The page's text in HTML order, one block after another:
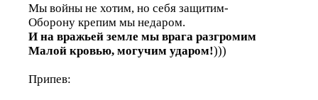
Мы войны не хотим, но себя защитим-
Оборону крепим мы недаром.
И на вражьей земле мы врага разгромим
Малой кровью, могучим ударом!)))
Припев: